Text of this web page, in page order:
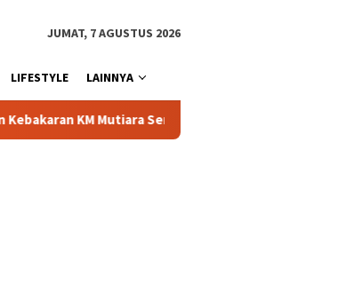
JUMAT, 7 AGUSTUS 2026
LIFESTYLE LAINNYA
II Dirut Jasa Raharja Dampingi Wamenhub